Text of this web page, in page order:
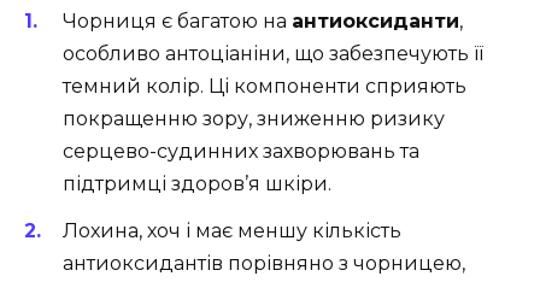
Чорниця є багатою на антиоксиданти,
особливо антоціаніни, що забезпечують її
темний колір. Ці компоненти сприяють
покращенню зору, зниженню ризику
серцево-судинних захворювань та
підтримці здоров’я шкіри.
Лохина, хоч і має меншу кількість
антиоксидантів порівняно з чорницею,